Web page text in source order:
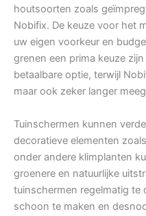
houtsoorten zoals
Nobifix. De keuze voor het
uw eigen voorkeur en
grenen een prima keuze
betaalbare optie, terwijl
maar ook zeker langer
Tuinschermen kunnen
decoratieve elementen
onder andere klimplanten
groenere en natuurlijke
tuinschermen regelmatig te
schoon te maken en